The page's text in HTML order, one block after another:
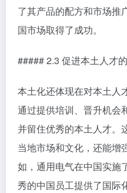
了其产品的配方和市场推
国市场取得了成功。
##### 2.3 促进本土人才
本土化还体现在对本土人
通过提供培训、晋升机会
并留住优秀的本土人才。
当地市场和文化，还能增
如，通用电气在中国实施
秀的中国员工提供了国际